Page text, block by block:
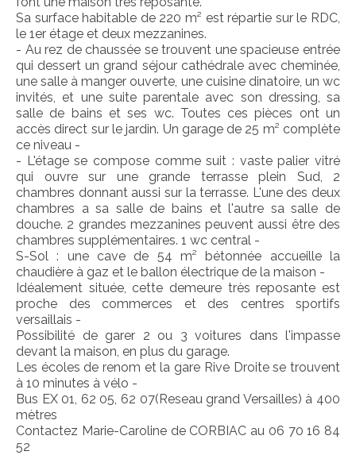
Sa surface habitable de 220 m² est répartie sur le RDC,
le 1er étage et deux mezzanines.
- Au rez de chaussée se trouvent une spacieuse entrée
qui dessert un grand séjour cathédrale avec cheminée,
une salle à manger ouverte, une cuisine dinatoire, un wc
invités, et une suite parentale avec son dressing, sa
salle de bains et ses wc. Toutes ces pièces ont un
accès direct sur le jardin. Un garage de 25 m² complète
ce niveau -
- L'étage se compose comme suit : vaste palier vitré
qui ouvre sur une grande terrasse plein Sud, 2
chambres donnant aussi sur la terrasse. L'une des deux
chambres a sa salle de bains et l'autre sa salle de
douche. 2 grandes mezzanines peuvent aussi être des
chambres supplémentaires. 1 wc central -
S-Sol : une cave de 54 m² bétonnée accueille la
chaudière à gaz et le ballon électrique de la maison -
Idéalement située, cette demeure très reposante est
proche des commerces et des centres sportifs
versaillais -
Possibilité de garer 2 ou 3 voitures dans l'impasse
devant la maison, en plus du garage.
Les écoles de renom et la gare Rive Droite se trouvent
à 10 minutes à vélo -
Bus EX 01, 62 05, 62 07(Reseau grand Versailles) à 400
mètres
Contactez Marie-Caroline de CORBIAC au 06 70 16 84
52